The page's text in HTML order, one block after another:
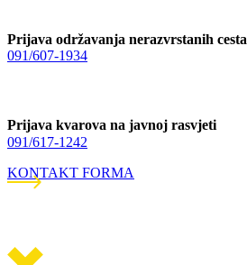
Prijava održavanja nerazvrstanih cesta
091/607-1934
Prijava kvarova na javnoj rasvjeti
091/617-1242
KONTAKT FORMA